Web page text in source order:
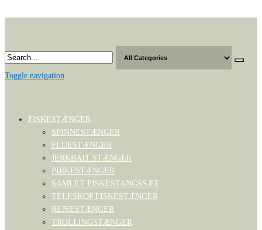
content
Toggle navigation
FISKESTÆNGER
SPINNESTÆNGER
FLUESTÆNGER
JERKBAIT STÆNGER
PIRKESTÆNGER
SAMLET FISKESTANGSSÆT
TELESKOP FISKESTÆNGER
REJSESTÆNGER
TROLLINGSTÆNGER